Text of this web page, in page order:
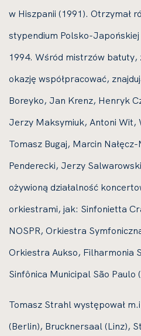
w Hiszpanii (1991). Otrzymał
stypendium Polsko-Japońskiej
1994. Wśród mistrzów
okazję współpracować,
Boreyko, Jan Krenz, Henryk
Jerzy Maksymiuk, Antoni Wit,
Tomasz Bugaj, Marcin
Penderecki, Jerzy
ożywioną działalność
orkiestrami, jak: Sinfonietta
NOSPR, Orkiestra
Orkiestra Aukso, Filharmonia
Sinfônica Municipal São Paulo
Tomasz Strahl występował
(Berlin), Brucknersaal (Linz),